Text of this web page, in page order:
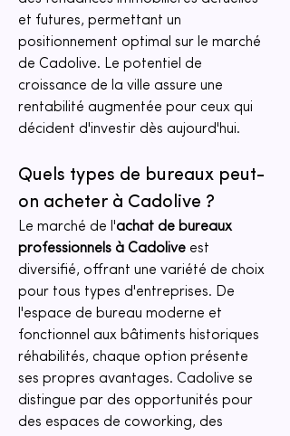
et futures, permettant un
positionnement optimal sur le marché
de Cadolive. Le potentiel de
croissance de la ville assure une
rentabilité augmentée pour ceux qui
décident d'investir dès aujourd'hui.
Quels types de bureaux peut-
on acheter à Cadolive ?
Le marché de l'achat de bureaux
professionnels à Cadolive est
diversifié, offrant une variété de choix
pour tous types d'entreprises. De
l'espace de bureau moderne et
fonctionnel aux bâtiments historiques
réhabilités, chaque option présente
ses propres avantages. Cadolive se
distingue par des opportunités pour
des espaces de coworking, des